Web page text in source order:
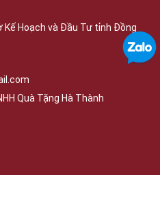
Kế Hoạch và Đầu Tư tỉnh Đồng
Quà Tặng Hà Thành